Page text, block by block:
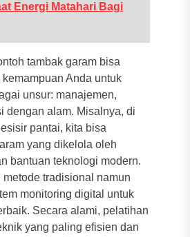
Energi Matahari Bagi
tambak garam bisa
Anda untuk
unsur: manajemen,
dengan alam. Misalnya, di
pantai, kita bisa
yang dikelola oleh
bantuan teknologi modern.
tradisional namun
monitoring digital untuk
Secara alami, pelatihan
yang paling efisien dan